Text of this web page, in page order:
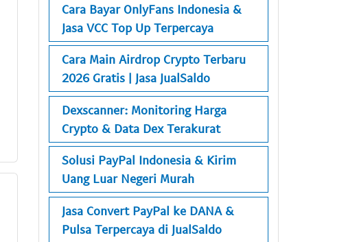
Cara Bayar OnlyFans Indonesia &
Jasa VCC Top Up Terpercaya
Cara Main Airdrop Crypto Terbaru
2026 Gratis | Jasa JualSaldo
Dexscanner: Monitoring Harga
Crypto & Data Dex Terakurat
Solusi PayPal Indonesia & Kirim
Uang Luar Negeri Murah
Jasa Convert PayPal ke DANA &
Pulsa Terpercaya di JualSaldo